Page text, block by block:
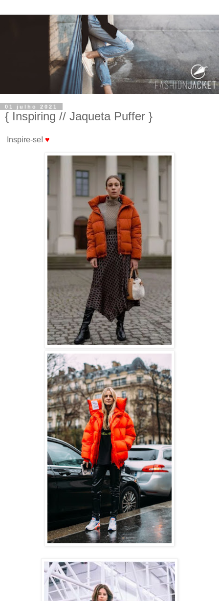
01 julho 2021
{ Inspiring // Jaqueta Puffer }
Inspire-se! ♥